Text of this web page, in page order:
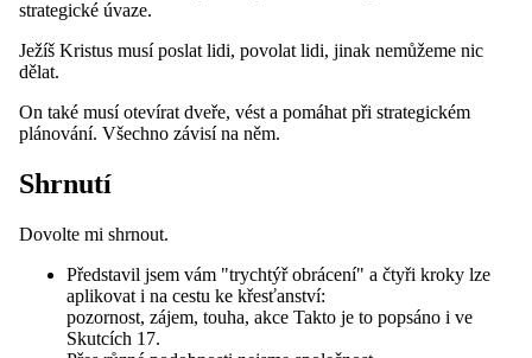
strategické úvaze.
Ježíš Kristus musí poslat lidi, povolat lidi, jinak nemůžeme nic
dělat.
On také musí otevírat dveře, vést a pomáhat při strategickém
plánování. Všechno závisí na něm.
Shrnutí
Dovolte mi shrnout.
Představil jsem vám "trychtýř obrácení" a čtyři kroky lze
aplikovat i na cestu ke křesťanství:
pozornost, zájem, touha, akce Takto je to popsáno i ve
Skutcích 17.